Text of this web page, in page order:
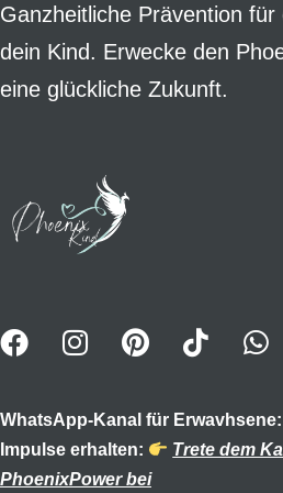
Ganzheitliche Prävention für
dein Kind. Erwecke den
eine glückliche Zukunft.
WhatsApp-Kanal für
Impulse erhalten:
Trete dem
PhoenixPower bei